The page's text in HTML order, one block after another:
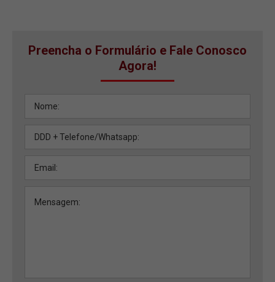
Preencha o Formulário e Fale Conosco
Agora!